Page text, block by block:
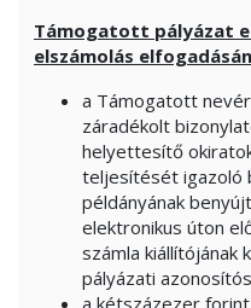
Támogatott pályázat
elszámolás
a Támogatott
záradékolt
helyettesítő
teljesítését igazoló
példányának
elektronikus úton
számla kiállítójának
pályázati